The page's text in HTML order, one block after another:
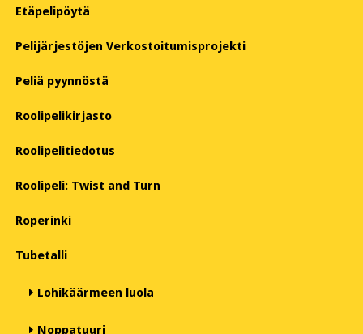
Etäpelipöytä
Pelijärjestöjen Verkostoitumisprojekti
Peliä pyynnöstä
Roolipelikirjasto
Roolipelitiedotus
Roolipeli: Twist and Turn
Roperinki
Tubetalli
Lohikäärmeen luola
Noppatuuri